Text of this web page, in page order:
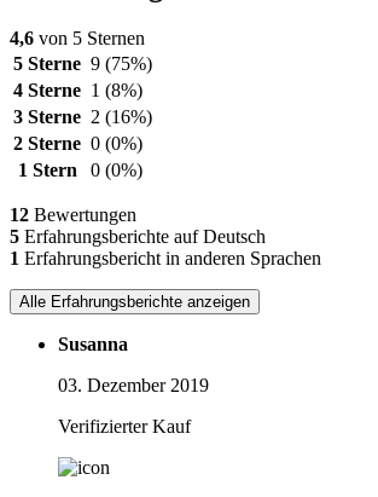
4,6 von 5 Sternen
5 Sterne 9 (75%)
4 Sterne 1 (8%)
3 Sterne 2 (16%)
2 Sterne 0 (0%)
1 Stern
0 (0%)
12 Bewertungen
5 Erfahrungsberichte auf Deutsch
1 Erfahrungsbericht in anderen Sprachen
Alle Erfahrungsberichte anzeigen
Susanna
03. Dezember 2019
Verifizierter Kauf